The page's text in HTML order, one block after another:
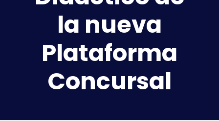
la nueva
Plataforma
Concursal